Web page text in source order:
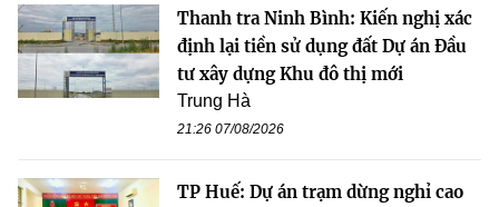
Thanh tra Ninh Bình: Kiến nghị xác
định lại tiền sử dụng đất Dự án Đầu
tư xây dựng Khu đô thị mới
Trung Hà
21:26 07/08/2026
TP Huế: Dự án trạm dừng nghỉ cao